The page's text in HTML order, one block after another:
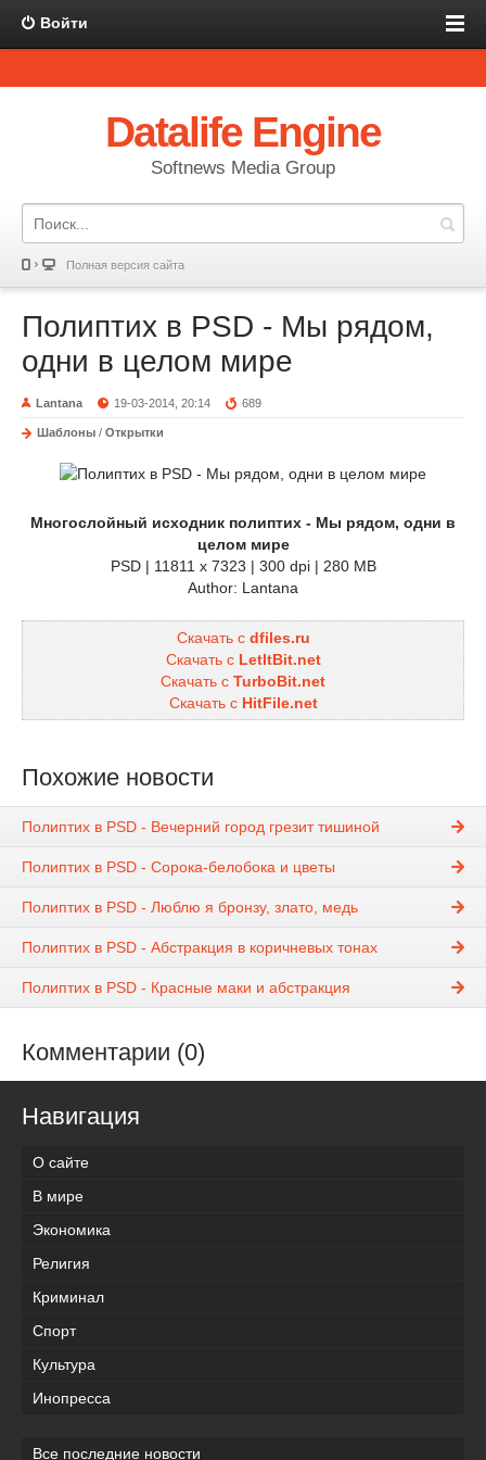
Войти
Datalife Engine
Softnews Media Group
Полная версия сайта
Полиптих в PSD - Мы рядом,
одни в целом мире
Lantana 19-03-2014, 20:14 689
Шаблоны / Открытки
Многослойный исходник полиптих - Мы рядом, одни в
целом мире
PSD | 11811 x 7323 | 300 dpi | 280 MB
Author: Lantana
Скачать с dfiles.ru
Скачать с LetItBit.net
Скачать с TurboBit.net
Скачать с HitFile.net
Похожие новости
Полиптих в PSD - Вечерний город грезит тишиной
Полиптих в PSD - Сорока-белобока и цветы
Полиптих в PSD - Люблю я бронзу, злато, медь
Полиптих в PSD - Абстракция в коричневых тонах
Полиптих в PSD - Красные маки и абстракция
Комментарии (0)
Навигация
О сайте
В мире
Экономика
Религия
Криминал
Спорт
Культура
Инопресса
Все последние новости